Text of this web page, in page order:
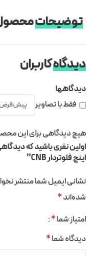
توضیحات
دیدگاهکاربران
دیدگاهها
فقط با تصاویر
هیچ دیدگاهی برای این
اینچ فلوتردار CNB”
نشانی ایمیل شما منتشر
شده‌اند*
امتیاز شما*
دیدگاه شما*